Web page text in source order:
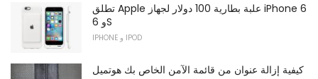
تطلق Apple علبة بطارية 100 دولار لجهاز iPhone 6
و 6S
IPHONE و IPOD
كيفية إزالة عنوان من قائمة الآمن الخاص بك هوتميل